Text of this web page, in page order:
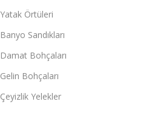
Yatak Örtüleri
Banyo Sandıkları
Damat Bohçaları
Gelin Bohçaları
Çeyizlik Yelekler